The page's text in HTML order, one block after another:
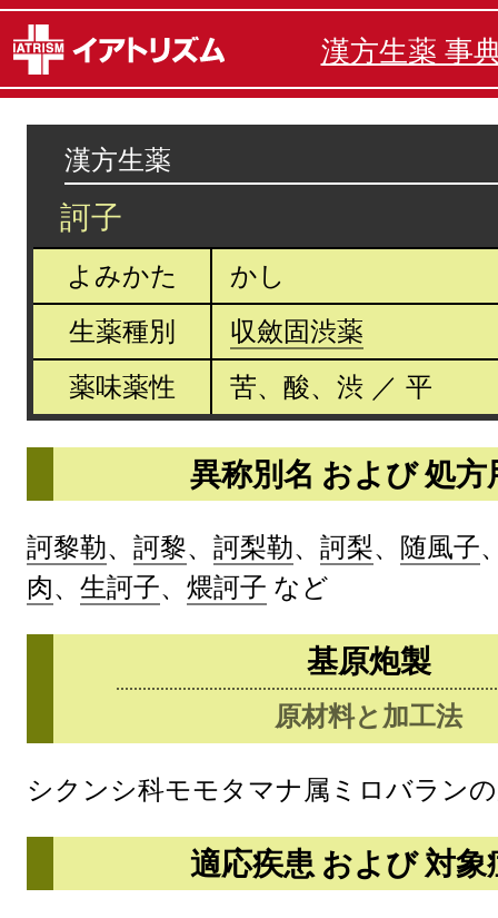
漢方生薬 事
漢方生薬
訶子
よみかた
かし
生薬種別
収斂固渋薬
薬味薬性
苦、酸、渋 ／ 平
異称別名 および 処方
訶黎勒、 訶黎、 訶梨勒、 訶梨、 随風子
肉、 生訶子、 煨訶子 など
基原炮製
原材料と加工法
シクンシ科モモタマナ属ミロバラン
適応疾患 および 対象